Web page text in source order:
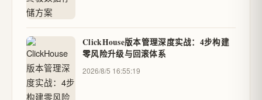
ClickHouse版本管理深度实战：4步构建
零风险升级与回滚体系
2026/8/5 16:55:19